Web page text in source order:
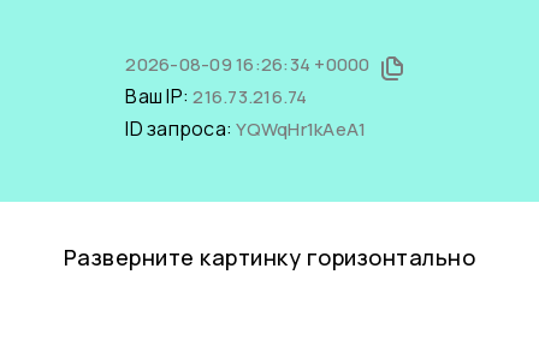
2026-08-09 16:26:34 +0000
Ваш IP:216.73.216.74
ID запроса:YQWqHr1kAeA1
Разверните картинку горизонтально